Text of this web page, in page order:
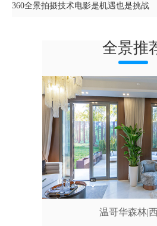
360全景拍摄技术电影是机遇也是挑战
全景推
温哥华森林|